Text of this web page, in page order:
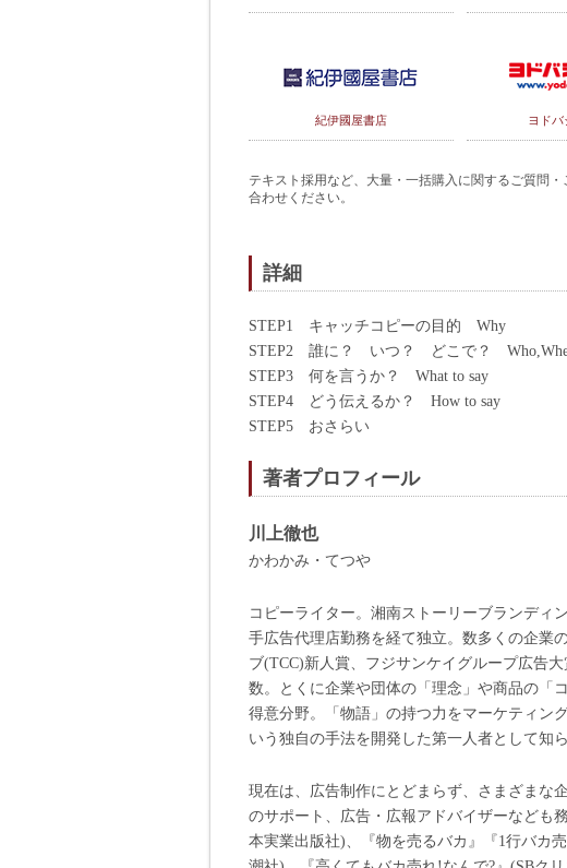
紀伊國屋書店 ヨドバ
テキスト採用など、大量・一括購入に関するご質問
合わせください。
詳細
STEP1 キャッチコピーの目的 Why
STEP2 誰に？ いつ？ どこで？
STEP3 何を言うか？ What to say
STEP4 どう伝えるか？ How to say
STEP5 おさらい
著者プロフィール
川上徹也
かわかみ・てつや
コピーライター。湘南ストーリーブランディ
手広告代理店勤務を経て独立。数多くの企業
ブ(TCC)新人賞、フジサンケイグループ広告
数。とくに企業や団体の「理念」や商品の「
得意分野。「物語」の持つ力をマーケティン
いう独自の手法を開発した第一人者として知ら
現在は、広告制作にとどまらず、さまざまな
のサポート、広告・広報アドバイザーなども
本実業出版社)、『物を売るバカ』『1行バカ